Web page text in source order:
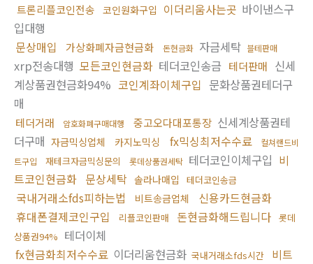
트론리플코인전송 코인원화구입 이더리움사는곳 바이낸스구
입대행
문상매입
가상화폐자금현금화 돈현금화 자금세탁 블테판매
xrp전송대행 모든코인현금화 테더코인송금 테더판매 신세
계상품권현금화94% 코인계좌이체구입 문화상품권테더구
매
테더거래 암호화폐구매대행 중고오다대포통장 신세계상품권테
더구매 자금믹싱업체 카지노믹싱 fx믹싱최저수수료
컬쳐랜드비
트구입
재테크자금믹싱문의 롯데상품권세탁 테더코인이체구입 비
트코인현금화 문상세탁 솔라나매입 테더코인송금
국내거래소fds피하는법 비트송금업체
신용카드현금화
휴대폰결제코인구입
리플코인판매 돈현금화해드립니다 롯데
상품권94% 테더이체
fx현금화최저수수료 이더리움현금화 국내거래소fds시간
비트